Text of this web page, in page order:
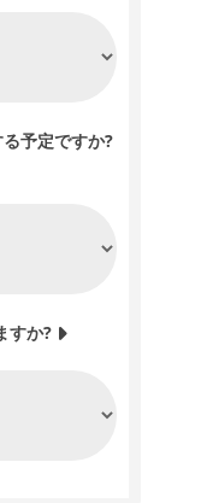
予定ですか?
すか?